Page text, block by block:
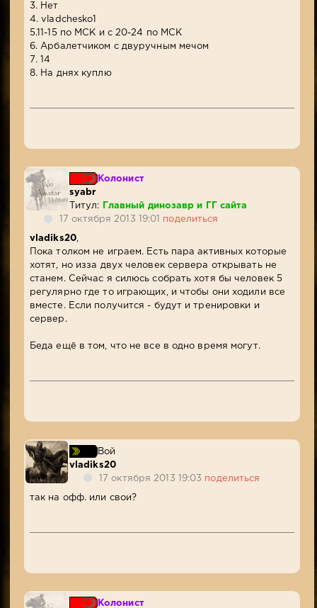
3. Нет
4. vladchesko1
5.11-15 по МСК и с 20-24 по МСК
6. Арбалетчиком с двуручным мечом
7. 14
8. На днях куплю
Колонист
syabr
Титул:
Главный динозавр и ГГ сайта
17 октября 2013 19:01 поделиться
vladiks20,
Пока толком не играем. Есть пара активных которые
хотят, но изза двух человек сервера открывать не
станем. Сейчас я силюсь собрать хотя бы человек 5
регулярно где то играющих, и чтобы они ходили все
вместе. Если получится - будут и тренировки и
сервер.
Беда ещё в том, что не все в одно время могут.
Вой
vladiks20
17 октября 2013 19:03 поделиться
так на офф. или свои?
Колонист